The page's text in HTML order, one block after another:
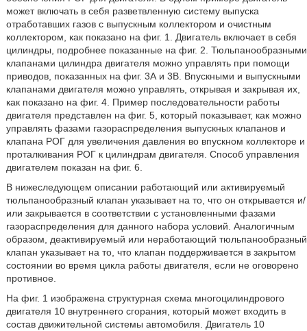
может включать в себя разветвленную систему выпуска
отработавших газов с выпускным коллектором и очистным
коллектором, как показано на фиг. 1. Двигатель включает в себя
цилиндры, подробнее показанные на фиг. 2. Тюльпанообразными
клапанами цилиндра двигателя можно управлять при помощи
приводов, показанных на фиг. 3А и 3B. Впускными и выпускными
клапанами двигателя можно управлять, открывая и закрывая их,
как показано на фиг. 4. Пример последовательности работы
двигателя представлен на фиг. 5, который показывает, как можно
управлять фазами газораспределения выпускных клапанов и
клапана РОГ для увеличения давления во впускном коллекторе и
проталкивания РОГ к цилиндрам двигателя. Способ управления
двигателем показан на фиг. 6.
В нижеследующем описании работающий или активируемый
тюльпанообразный клапан указывает на то, что он открывается и/
или закрывается в соответствии с установленными фазами
газораспределения для данного набора условий. Аналогичным
образом, деактивируемый или неработающий тюльпанообразный
клапан указывает на то, что клапан поддерживается в закрытом
состоянии во время цикла работы двигателя, если не оговорено
противное.
На фиг. 1 изображена структурная схема многоцилиндрового
двигателя 10 внутреннего сгорания, который может входить в
состав движительной системы автомобиля. Двигатель 10